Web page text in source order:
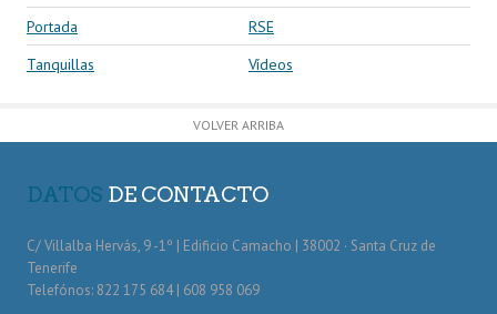
Portada
RSE
Tanquillas
Vídeos
VOLVER ARRIBA
DATOS DE CONTACTO
C/ Villalba Hervás, 9 -1º | Edificio Camacho | 38002 · Santa Cruz de
Tenerife
Telefónos: 822 175 684 | 608 958 069